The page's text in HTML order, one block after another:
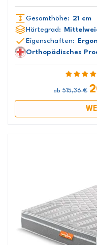
Gesamthöhe: 21 cm
Härtegrad:
Eigenschaften:
Orthopädisches
ab 515,36 €